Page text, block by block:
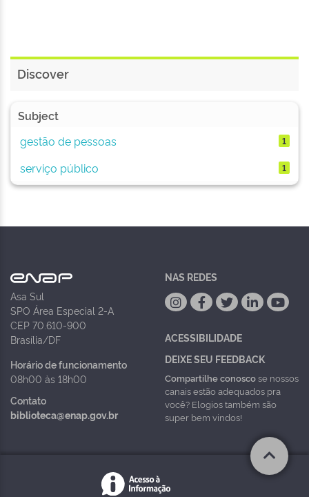
Discover
Subject
gestão de pessoas
1
serviço público 1
Asa Sul
SPO Área Especial 2-A
CEP 70.610-900
Brasília/DF
Horário de funcionamento
08h00 às 18h00
Contato
biblioteca@enap.gov.br
NAS REDES
ACESSIBILIDADE
DEIXE SEU FEEDBACK
Compartilhe conoscose nossos
canais estão adequados pra
você? Elogios também são
super bem vindos!